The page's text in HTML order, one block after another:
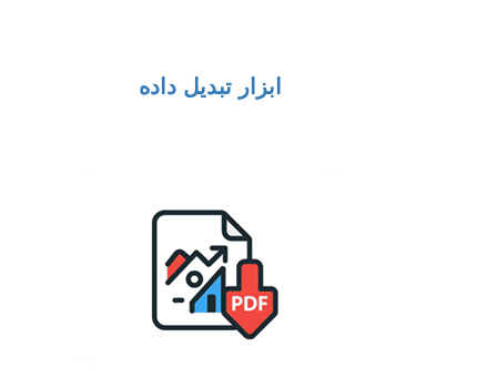
ابزار تبدیل داده